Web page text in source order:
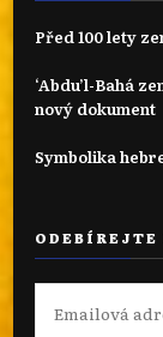
Před 100 lety
‘Abdu’l-Bahá
nový dokument
Symbolika
Emailová